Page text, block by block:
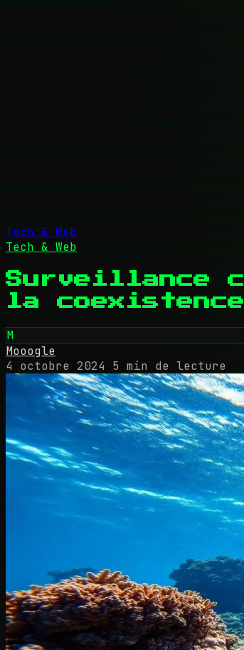
Tech & Web
Tech & Web
Surveillance
la
M
Mooogle
4 octobre 2024 5 min de lecture